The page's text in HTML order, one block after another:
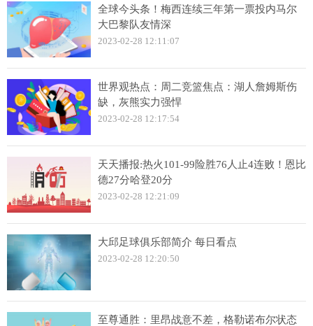
全球今头条！梅西连续三年第一票投内马尔
大巴黎队友情深
2023-02-28 12:11:07
世界观热点：周二竞篮焦点：湖人詹姆斯伤
缺，灰熊实力强悍
2023-02-28 12:17:54
天天播报:热火101-99险胜76人止4连败！恩比
德27分哈登20分
2023-02-28 12:21:09
大邱足球俱乐部简介 每日看点
2023-02-28 12:20:50
至尊通胜：里昂战意不差，格勒诺布尔状态